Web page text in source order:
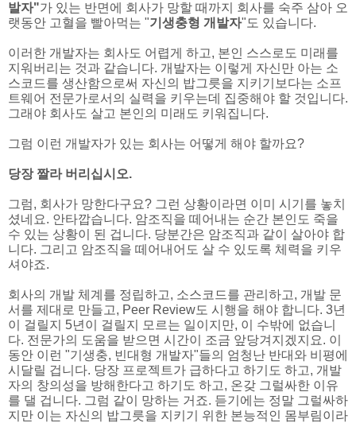
발자"가 있는 반면에 회사가 망할 때까지 회사를 숙주 삼아 오
랫동안 고혈을 빨아먹는 "기생충형 개발자"도 있습니다.
이러한 개발자는 회사도 어렵게 하고, 본인 스스로도 미래를
지워버리는 것과 같습니다. 개발자는 이렇게 자신만 아는 소
스코드를 생산함으로써 자신의 밥그릇을 지키기보다는 소프
트웨어 전문가로서의 실력을 키우는데 집중해야 할 것입니다.
그래야 회사도 살고 본인의 미래도 키워집니다.
그럼 이런 개발자가 있는 회사는 어떻게 해야 할까요?
당장 짤라 버리십시오.
그럼, 회사가 망한다구요? 그런 상황이라면 이미 시기를 놓치
셨네요. 안타깝습니다. 암조직을 떼어내는 순간 본인도 죽을
수 있는 상황이 된 겁니다. 당분간은 암조직과 같이 살아야 합
니다. 그리고 암조직을 떼어내어도 살 수 있도록 체력을 키우
셔야죠.
회사의 개발 체계를 정립하고, 소스코드를 관리하고, 개발 문
서를 제대로 만들고, Peer Review도 시행을 해야 합니다. 3년
이 걸릴지 5년이 걸릴지 모르는 일이지만, 이 수밖에 없습니
다. 전문가의 도움을 받으면 시간이 조금 앞당겨지겠지요. 이
동안 이런 "기생충, 빈대형 개발자"들의 엄청난 반대와 비평에
시달릴 겁니다. 당장 프로젝트가 급하다고 하기도 하고, 개발
자의 창의성을 방해한다고 하기도 하고, 온갖 그럴싸한 이유
를 댈 겁니다. 그럼 같이 망하는 거죠. 듣기에는 정말 그럴싸하
지만 이는 자신의 밥그릇을 지키기 위한 본능적인 몸부림이라